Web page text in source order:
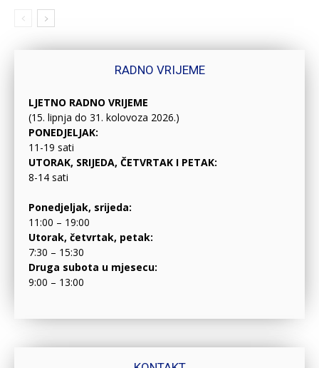
RADNO VRIJEME
LJETNO RADNO VRIJEME
(15. lipnja do 31. kolovoza 2026.)
PONEDJELJAK:
11-19 sati
UTORAK, SRIJEDA, ČETVRTAK I PETAK:
8-14 sati
Ponedjeljak, srijeda:
11:00 – 19:00
Utorak, četvrtak, petak:
7:30 – 15:30
Druga subota u mjesecu:
9:00 – 13:00